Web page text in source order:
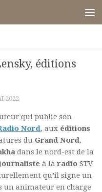
éditions
2022
qui publie son
Nord, aux éditions
du Grand Nord.
dans le nord-est de la
à laradio STV
qu’il signe un
un animateur en charge